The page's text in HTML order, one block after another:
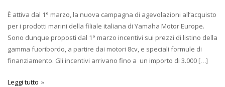
È attiva dal 1° marzo, la nuova campagna di agevolazioni all’acquisto
per i prodotti marini della filiale italiana di Yamaha Motor Europe.
Sono dunque proposti dal 1° marzo incentivi sui prezzi di listino della
gamma fuoribordo, a partire dai motori 8cv, e speciali formule di
finanziamento. Gli incentivi arrivano fino a un importo di 3.000 […]
Leggi tutto